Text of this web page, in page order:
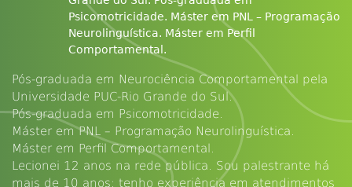
Psicomotricidade. Máster em PNL – Programação
Neurolinguística. Máster em Perfil
Comportamental.
Pós-graduada em Neurociência Comportamental pela
Universidade PUC-Rio Grande do Sul.
Pós-graduada em Psicomotricidade.
Máster em PNL – Programação Neurolinguística.
Máster em Perfil Comportamental.
Lecionei 12 anos na rede pública. Sou palestrante há
mais de 10 anos; tenho experiência em atendimentos